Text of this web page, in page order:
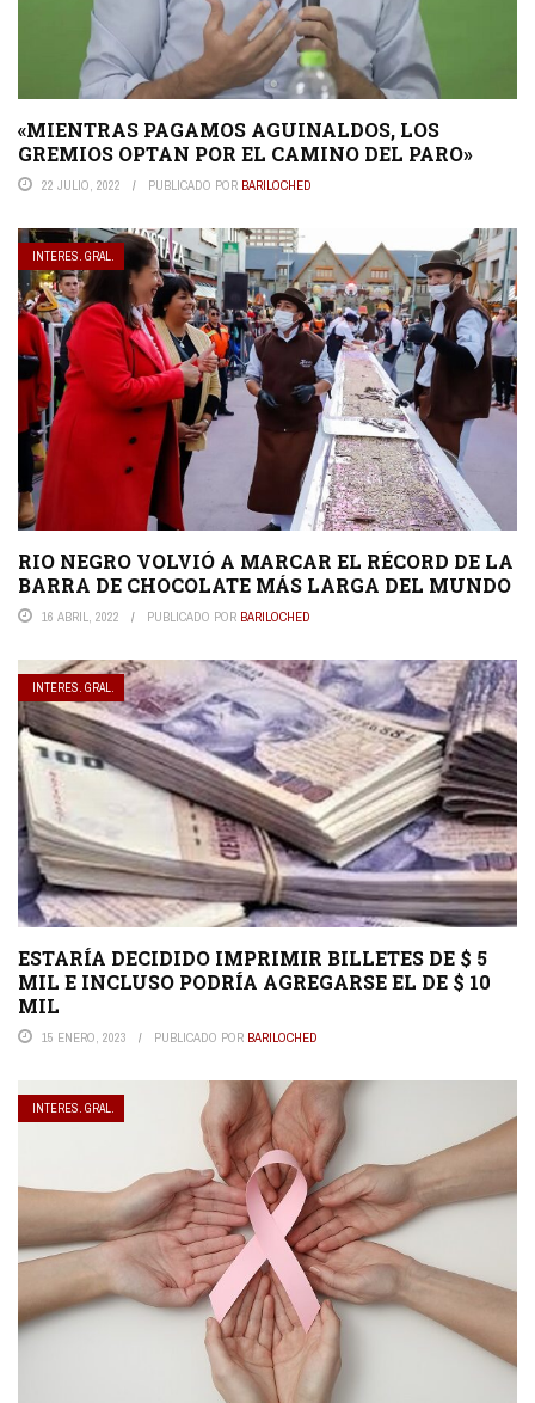
«MIENTRAS PAGAMOS AGUINALDOS, LOS
GREMIOS OPTAN POR EL CAMINO DEL PARO»
22 JULIO, 2022 PUBLICADO POR BARILOCHED
INTERES. GRAL.
RIO NEGRO VOLVIÓ A MARCAR EL RÉCORD DE LA
BARRA DE CHOCOLATE MÁS LARGA DEL MUNDO
16 ABRIL, 2022 PUBLICADO POR BARILOCHED
INTERES. GRAL.
ESTARÍA DECIDIDO IMPRIMIR BILLETES DE $ 5
MIL E INCLUSO PODRÍA AGREGARSE EL DE $ 10
MIL
15 ENERO, 2023 PUBLICADO POR BARILOCHED
INTERES. GRAL.